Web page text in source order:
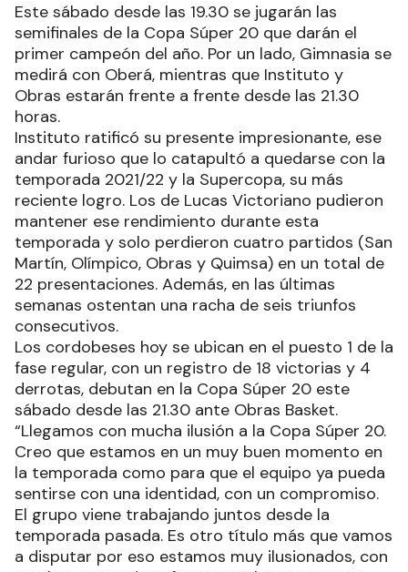
Este sábado desde las 19.30 se jugarán las
semifinales de la Copa Súper 20 que darán el
primer campeón del año. Por un lado, Gimnasia se
medirá con Oberá, mientras que Instituto y
Obras estarán frente a frente desde las 21.30
horas.
Instituto ratificó su presente impresionante, ese
andar furioso que lo catapultó a quedarse con la
temporada 2021/22 y la Supercopa, su más
reciente logro. Los de Lucas Victoriano pudieron
mantener ese rendimiento durante esta
temporada y solo perdieron cuatro partidos (San
Martín, Olímpico, Obras y Quimsa) en un total de
22 presentaciones. Además, en las últimas
semanas ostentan una racha de seis triunfos
consecutivos.
Los cordobeses hoy se ubican en el puesto 1 de la
fase regular, con un registro de 18 victorias y 4
derrotas, debutan en la Copa Súper 20 este
sábado desde las 21.30 ante Obras Basket.
“Llegamos con mucha ilusión a la Copa Súper 20.
Creo que estamos en un muy buen momento en
la temporada como para que el equipo ya pueda
sentirse con una identidad, con un compromiso.
El grupo viene trabajando juntos desde la
temporada pasada. Es otro título más que vamos
a disputar por eso estamos muy ilusionados, con